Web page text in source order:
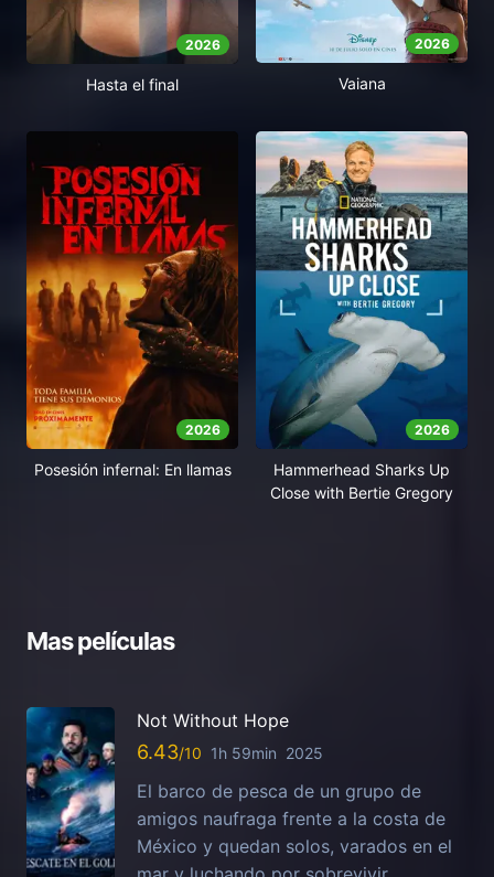
2026
Hasta el final
2026
Vaiana
2026
Posesión infernal: En llamas
2026
Hammerhead Sharks Up
Close with Bertie Gregory
Mas películas
Not Without Hope
6.43 1h 59min 2025
El barco de pesca de un grupo de
amigos naufraga frente a la costa de
México y quedan solos, varados en el